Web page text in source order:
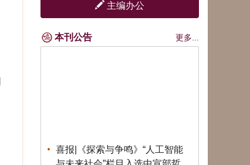
主编办公
本刊公告 更多...
喜报|《探索与争鸣》“人工智能
与未来社会”栏目入选中宣部哲